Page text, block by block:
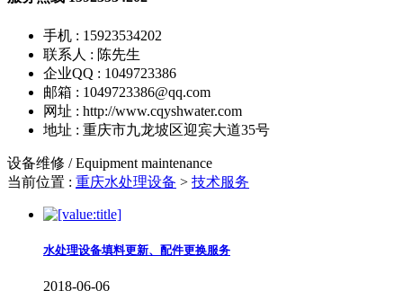
手机 : 15923534202
联系人 : 陈先生
企业QQ : 1049723386
邮箱 : 1049723386@qq.com
网址 : http://www.cqyshwater.com
地址 : 重庆市九龙坡区迎宾大道35号
设备维修 / Equipment maintenance
当前位置 : 重庆水处理设备 > 技术服务
水处理设备填料更新、配件更换服务
2018-06-06